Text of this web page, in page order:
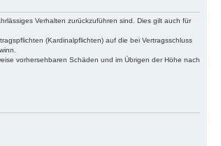
Verhalten zurückzuführen sind. Dies gilt auch für
(Kardinalpflichten) auf die bei Vertragsschluss
vorhersehbaren Schäden und im Übrigen der Höhe nach